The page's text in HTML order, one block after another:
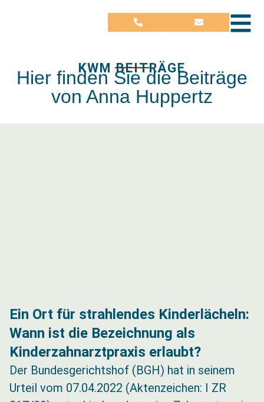
KWM BEITRÄGE
Hier finden Sie die Beiträge
von Anna Huppertz
Ein Ort für strahlendes Kinderlächeln:
Wann ist die Bezeichnung als
Kinderzahnarztpraxis erlaubt?
Der Bundesgerichtshof (BGH) hat in seinem
Urteil vom 07.04.2022 (Aktenzeichen: I ZR